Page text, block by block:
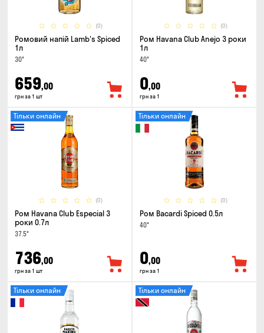
(0)
Ромовий напій Lamb's Spiced
1л
30°
659,00
грн за 1 шт
(0)
Ром Havana Club Anejo 3 роки
1л
40°
0,00
грн за 1
(0)
Тільки онлайн
Ром Havana Club Especial 3
роки 0.7л
37.5°
736,00
грн за 1 шт
(0)
Тільки онлайн
Ром Bacardi Spiced 0.5л
40°
0,00
грн за 1
Тільки онлайн Тільки онлайн